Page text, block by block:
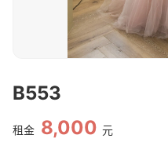
B553
租金 8,000 元